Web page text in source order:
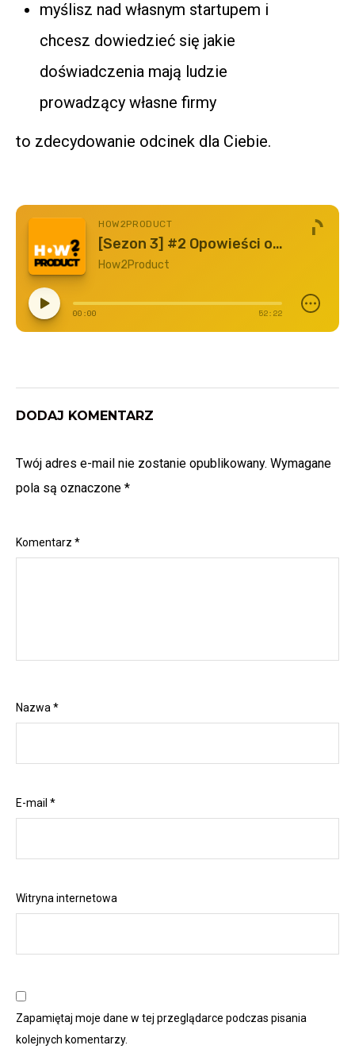
myślisz nad własnym startupem i
chcesz dowiedzieć się jakie
doświadczenia mają ludzie
prowadzący własne firmy
to zdecydowanie odcinek dla Ciebie.
DODAJ KOMENTARZ
Twój adres e-mail nie zostanie opublikowany. Wymagane
pola są oznaczone *
Komentarz *
Nazwa *
E-mail *
Witryna internetowa
Zapamiętaj moje dane w tej przeglądarce podczas pisania
kolejnych komentarzy.